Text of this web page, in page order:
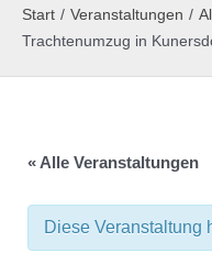
Start / Veranstaltungen /
Trachtenumzug in
« Alle Veranstaltungen
Diese Veranstaltung